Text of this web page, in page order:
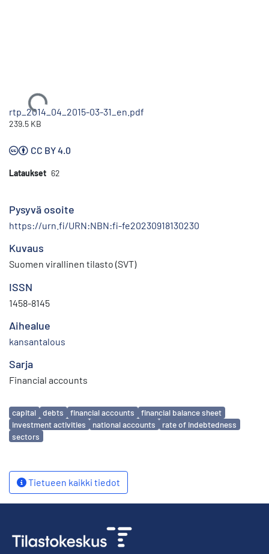
Ladataan...
rtp_2014_04_2015-03-31_en.pdf
239.5 KB
CC BY 4.0
Lataukset 62
Pysyvä osoite
https://urn.fi/URN:NBN:fi-fe20230918130230
Kuvaus
Suomen virallinen tilasto (SVT)
ISSN
1458-8145
Aihealue
kansantalous
Sarja
Financial accounts
Avainsanat
capital debts financial accounts
financial balance sheet
investment activities
national accounts
rate of indebtedness
sectors
Tietueen kaikki tiedot